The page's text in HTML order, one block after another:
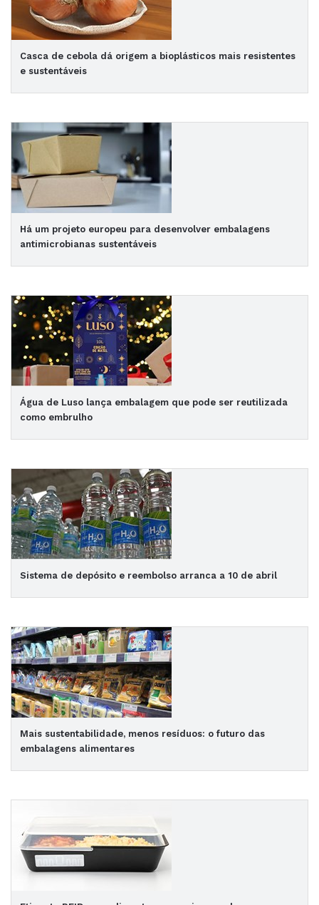
Casca de cebola dá origem a bioplásticos mais resistentes
e sustentáveis
Há um projeto europeu para desenvolver embalagens
antimicrobianas sustentáveis
Água de Luso lança embalagem que pode ser reutilizada
como embrulho
Sistema de depósito e reembolso arranca a 10 de abril
Mais sustentabilidade, menos resíduos: o futuro das
embalagens alimentares